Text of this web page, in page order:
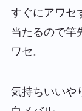
すぐにアワセ
当たるので竿
ワセ。
気持ちいいや